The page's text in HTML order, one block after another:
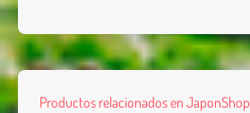
Productos relacionados en JaponShop